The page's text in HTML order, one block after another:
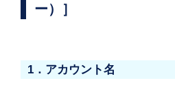
ー）］
1．アカウント名